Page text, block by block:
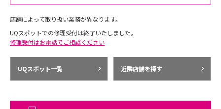
店舗によって取り扱い業務が異なります。
UQスポットでの修理受付は終了いたしました。
修理受付はお電話でご相談ください
UQスポット一覧 近隣店舗を探す